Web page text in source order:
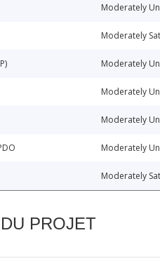
Moderately
Moderately
Moderately
Moderately
Moderately
Moderately
Moderately
PROJET